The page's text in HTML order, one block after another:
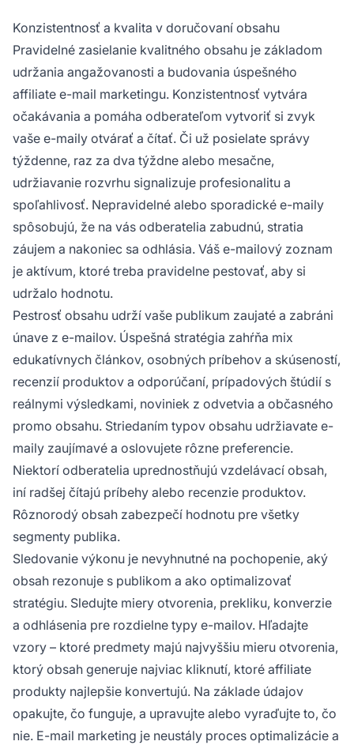
Konzistentnosť a kvalita v doručovaní obsahu
Pravidelné zasielanie kvalitného obsahu je základom
udržania angažovanosti a budovania úspešného
affiliate e-mail marketingu. Konzistentnosť vytvára
očakávania a pomáha odberateľom vytvoriť si zvyk
vaše e-maily otvárať a čítať. Či už posielate správy
týždenne, raz za dva týždne alebo mesačne,
udržiavanie rozvrhu signalizuje profesionalitu a
spoľahlivosť. Nepravidelné alebo sporadické e-maily
spôsobujú, že na vás odberatelia zabudnú, stratia
záujem a nakoniec sa odhlásia. Váš e-mailový zoznam
je aktívum, ktoré treba pravidelne pestovať, aby si
udržalo hodnotu.
Pestrosť obsahu udrží vaše publikum zaujaté a zabráni
únave z e-mailov. Úspešná stratégia zahŕňa mix
edukatívnych článkov, osobných príbehov a skúseností,
recenzií produktov a odporúčaní, prípadových štúdií s
reálnymi výsledkami, noviniek z odvetvia a občasného
promo obsahu. Striedaním typov obsahu udržiavate e-
maily zaujímavé a oslovujete rôzne preferencie.
Niektorí odberatelia uprednostňujú vzdelávací obsah,
iní radšej čítajú príbehy alebo recenzie produktov.
Rôznorodý obsah zabezpečí hodnotu pre všetky
segmenty publika.
Sledovanie výkonu je nevyhnutné na pochopenie, aký
obsah rezonuje s publikom a ako optimalizovať
stratégiu. Sledujte miery otvorenia, prekliku, konverzie
a odhlásenia pre rozdielne typy e-mailov. Hľadajte
vzory – ktoré predmety majú najvyššiu mieru otvorenia,
ktorý obsah generuje najviac kliknutí, ktoré affiliate
produkty najlepšie konvertujú. Na základe údajov
opakujte, čo funguje, a upravujte alebo vyraďujte to, čo
nie. E-mail marketing je neustály proces optimalizácie a